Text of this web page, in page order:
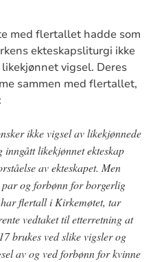
med flertallet hadde som
ekteskapsliturgi ikke
vigsel. Deres
sammen med flertallet,
ikke vigsel av likekjønnede
likekjønnet ekteskap
av ekteskapet. Men
og forbønn for borgerlig
flertall i Kirkemøtet, tar
vedtaket til etterretning at
brukes ved slike vigsler og
av og ved forbønn for kvinne